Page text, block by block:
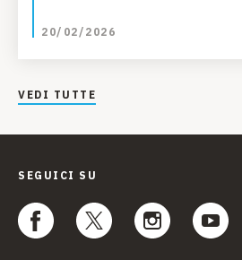
20/02/2026
VEDI TUTTE
SEGUICI SU